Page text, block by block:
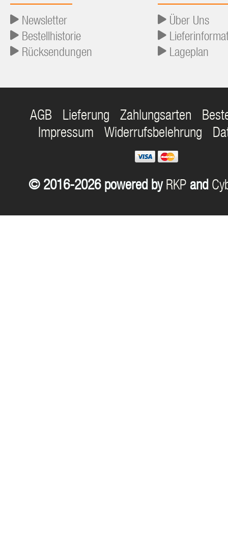
Newsletter
Bestellhistorie
Rücksendungen
Über Uns
Lageplan
AGB Lieferung Zahlungsarten
Impressum
Widerrufsbelehrung
© 2016-2026 powered by RKP and